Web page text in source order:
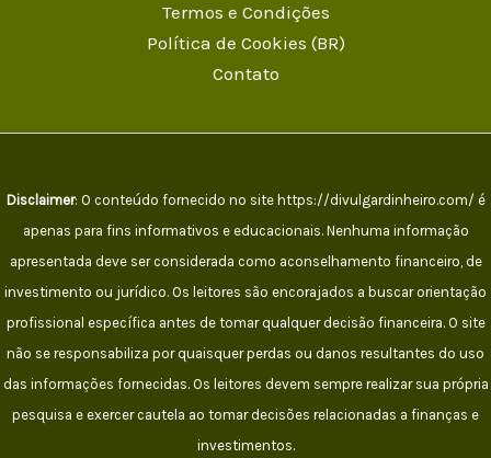
Termos e Condições
Política de Cookies (BR)
Contato
Disclaimer: O conteúdo fornecido no site https://divulgardinheiro.com/ é
apenas para fins informativos e educacionais. Nenhuma informação
apresentada deve ser considerada como aconselhamento financeiro, de
investimento ou jurídico. Os leitores são encorajados a buscar orientação
profissional específica antes de tomar qualquer decisão financeira. O site
não se responsabiliza por quaisquer perdas ou danos resultantes do uso
das informações fornecidas. Os leitores devem sempre realizar sua própria
pesquisa e exercer cautela ao tomar decisões relacionadas a finanças e
investimentos.